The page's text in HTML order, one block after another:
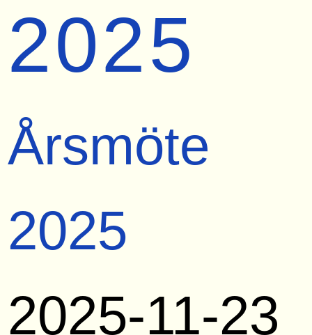
2025
Årsmöte
2025
2025-11-23